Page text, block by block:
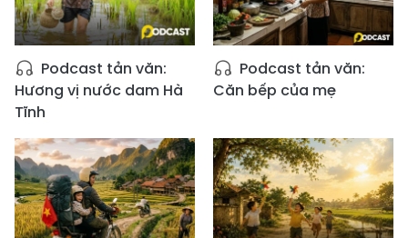
Podcast tản văn:
Hương vị nước dam Hà
Tĩnh
Podcast tản văn:
Căn bếp của mẹ